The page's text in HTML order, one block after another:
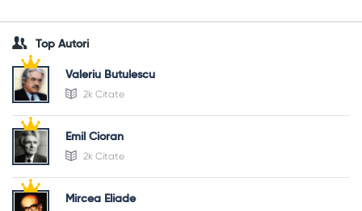
Top Autori
Valeriu Butulescu
2k Citate
Emil Cioran
2k Citate
Mircea Eliade